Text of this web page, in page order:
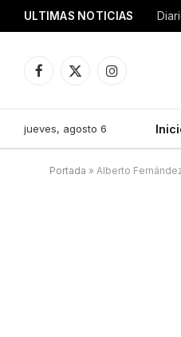
ULTIMAS NOTICIAS
Facebook
X
Instagram
jueves, agosto 6
Portada » Alberto